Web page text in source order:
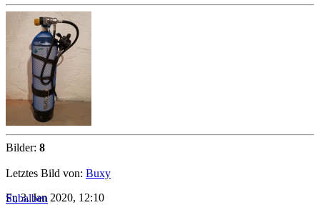
Bilder: 8
Letztes Bild von: Buxy
Fr, 3. Jan 2020, 12:10
Subalben